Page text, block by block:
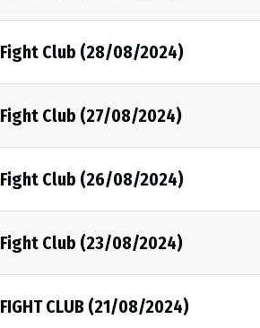
Fight Club (28/08/2024)
Fight Club (27/08/2024)
Fight Club (26/08/2024)
Fight Club (23/08/2024)
FIGHT CLUB (21/08/2024)